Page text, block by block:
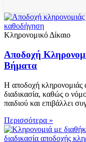
Κληρονομικό Δίκαιο
Αποδοχή
Βήματα
Η αποδοχή κληρονομιάς
διαδικασία, καθώς ο
παιδιού και επιβάλλει
Περισσότερα »